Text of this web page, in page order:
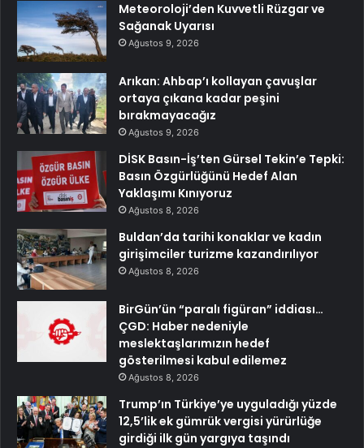
Meteoroloji’den Kuvvetli Rüzgar ve
Sağanak Uyarısı
Ağustos 9, 2026
Arıkan: Ahbap’ı kollayan çavuşlar
ortaya çıkana kadar peşini
bırakmayacağız
Ağustos 9, 2026
DİSK Basın-İş’ten Gürsel Tekin’e Tepki:
Basın Özgürlüğünü Hedef Alan
Yaklaşımı Kınıyoruz
Ağustos 8, 2026
Buldan’da tarihi konaklar ve kadın
girişimciler turizme kazandırılıyor
Ağustos 8, 2026
BirGün’ün “paralı figüran” iddiası…
ÇGD: Haber nedeniyle
meslektaşlarımızın hedef
gösterilmesi kabul edilemez
Ağustos 8, 2026
Trump’ın Türkiye’ye uyguladığı yüzde
12,5’lik ek gümrük vergisi yürürlüğe
girdiği ilk gün yargıya taşındı